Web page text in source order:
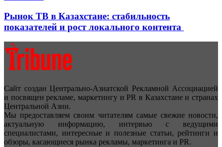
Рынок ТВ в Казахстане: стабильность
показателей и рост локального контента
Сайт создан Центрально-Азиатской Рекламной Ассоциацией
и посвящен рекламе, маркетингу и PR в Казахстане и странах
Центральной Азии.
Мы предоставляем своим читателям самые свежие новости,
актуальную информацию, интервью с ведущими
специалистами, интересные и полезные статьи, рейтинги и
обзоры, касающиеся рынка рекламы, маркетинга и PR.